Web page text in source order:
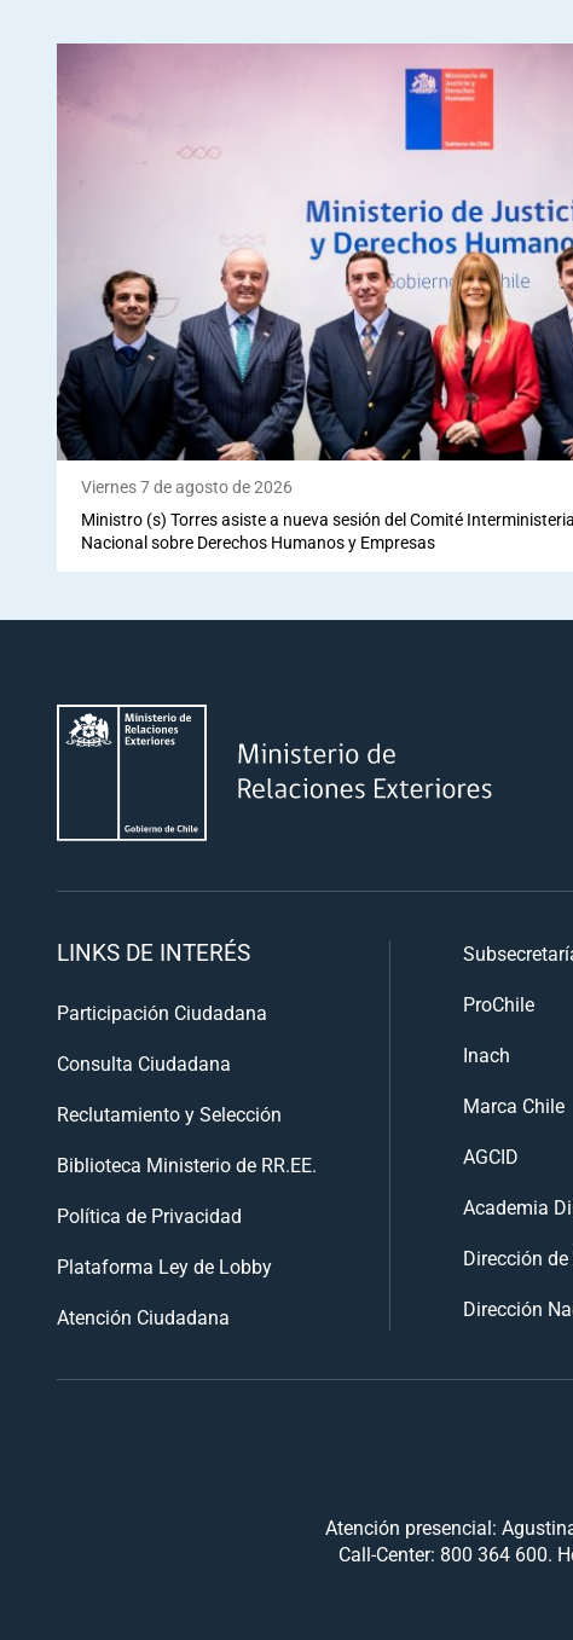
Viernes 7 de agosto de 2026
Ministro (s) Torres asiste a nueva sesión del Comité
Nacional sobre Derechos Humanos y Empresas
LINKS DE INTERÉS
Participación Ciudadana
Consulta Ciudadana
Reclutamiento y Selección
Biblioteca Ministerio de RR.EE.
Política de Privacidad
Plataforma Ley de Lobby
Atención Ciudadana
ProChile
Inach
Marca Chile
AGCID
Academia
Dirección
Dirección
Atención presencial:
Call-Center: 800 364 600.